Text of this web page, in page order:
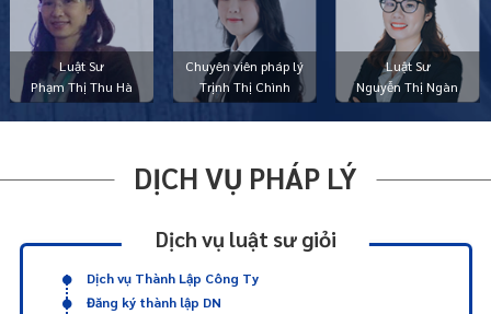
Luật Sư
Phạm Thị Thu Hà
Chuyên viên pháp lý
Trịnh Thị Chình
Luật Sư
Nguyễn Thị Ngàn
DỊCH VỤ PHÁP LÝ
Dịch vụ luật sư giỏi
Dịch vụ Thành Lập Công Ty
Đăng ký thành lập DN